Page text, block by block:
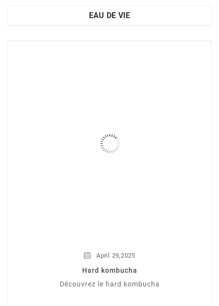
EAU DE VIE
April 29,2025
Hard kombucha
Découvrez le hard kombucha